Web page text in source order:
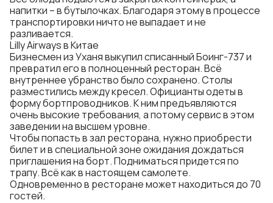
напитки – в бутылочках. Благодаря этому в процессе
транспортировки ничто не выпадает и не
разливается.
Lilly Airways в Китае
Бизнесмен из Уханя выкупил списанный Боинг-737 и
превратил его в полноценный ресторан. Всё
внутреннее убранство было сохранено. Столы
разместились между кресел. Официанты одеты в
форму бортпроводников. К ним предъявляются
очень высокие требования, а потому сервис в этом
заведении на высшем уровне.
Чтобы попасть в зал ресторана, нужно приобрести
билет и в специальной зоне ожидания дождаться
приглашения на борт. Подниматься придется по
трапу. Всё как в настоящем самолете.
Одновременно в ресторане может находиться до 70
гостей.